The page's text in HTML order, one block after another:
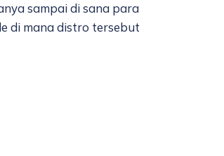
sampai di sana para
di mana distro tersebut